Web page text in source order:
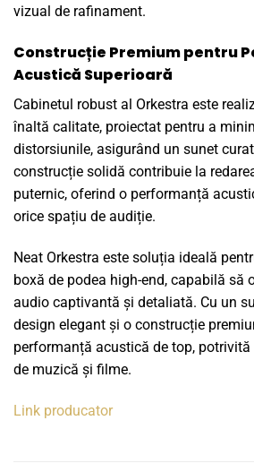
vizual de rafinament.
Construcție Premium pentru
Acustică Superioară
Cabinetul robust al Orkestra este
înaltă calitate, proiectat pentru a
distorsiunile, asigurând un sunet
construcție solidă contribuie la
puternic, oferind o performanță
orice spațiu de audiție.
Neat Orkestra este soluția ideală
boxă de podea high-end, capabilă să
audio captivantă și detaliată. Cu un
design elegant și o construcție
performanță acustică de top,
de muzică și filme.
Link producator